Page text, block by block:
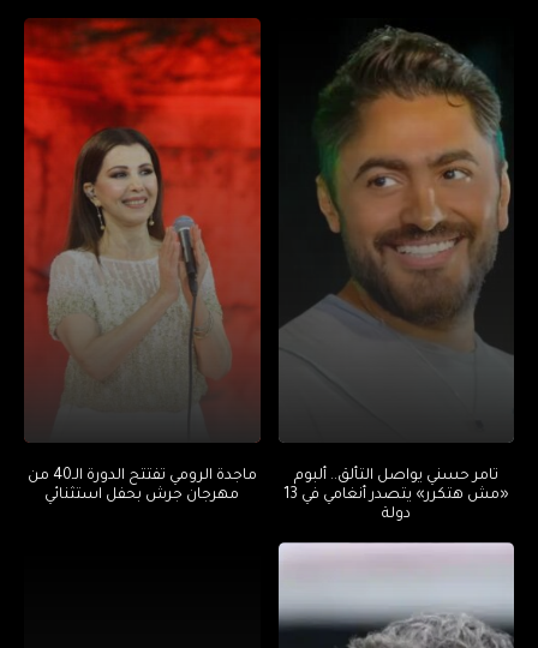
تامر حسني يواصل التألق.. ألبوم
«مش هتكرر» يتصدر أنغامي في 13
دولة
ماجدة الرومي تفتتح الدورة الـ40 من
مهرجان جرش بحفل استثنائي